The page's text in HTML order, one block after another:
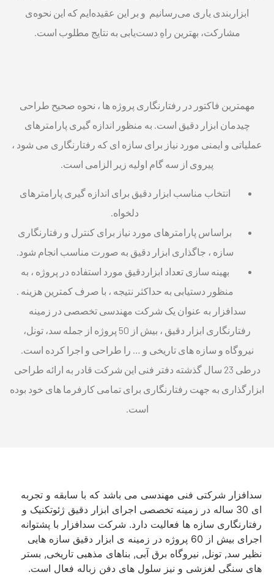
ابزاربندی یاری می‌رسانیم و بر این عقیده‌ایم که این نحوه‌ی
مشارکت، بهترین راهِ دست‌یابی به نتایج مطلوب است.
مهمترین فاکتور در رفتارنگاری پروژه ها ، نحوه صحیح طراحی
چیدمان ابزار دقیق است. به منظور اندازه گیری پارامترهای
عملیاتی و ایمنی مورد نیاز برای سازه ای که رفتارنگاری می شود ،
پیروی از سه گام اولیه زیر الزامی است.
انتخاب مناسب ابزار دقیق برای اندازه گیری پارامترهای
دلخواه.
براساس پارامترهای مورد نیاز برای کنترل و رفتارنگاری
سازه ، جاگذاری ابزار دقیق به صورت مناسب انجام شود.
بهینه سازی تعداد ابزاردقیق مورد استفاده در پروژه ، به
منظور دستیابی به حداکثر نتیجه ، با صرف کمترین هزینه .
سدافزار به عنوان یک شرکت مهندسی تخصصی در زمینه
رفتارنگاری ابزار دقیق ، بیش از 50 پروژه از جمله سد، تونل،
نیروگاه و سازه های تاریخی و … را طراحی و اجرا کرده است.
درطی 23 سال گذشته دفتر فنی این شرکت قادر به ارائه طراحی
ابزارگذاری به جهت رفتارنگاری برای تمامی کارفرما های خود بوده
است.
سدافزار شرکتی فنی مهندسی می باشد که با سابقه و تجربه
ای 30 ساله در زمینه تخصصی اجرای ابزار دقیق ژئوتکنیک و
رفتارنگاری سازه ها فعالیت دارد. شرکت سدافزار با پشتوانه
اجرای بیش از 60 پروژه در زمینه ی ابزار دقیق سازه هایی
نظیر سد, تونل, نیروگاه برق آبی, بناهای مذهبی تاریخی, بستر
های سنگی لغزشی و نیز سلول های دفن زباله فعال است.